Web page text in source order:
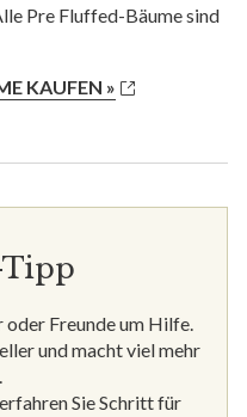
Pre Fluffed-Bäume sind
KAUFEN »
Freunde um Hilfe.
und macht viel mehr
erfahren Sie Schritt für